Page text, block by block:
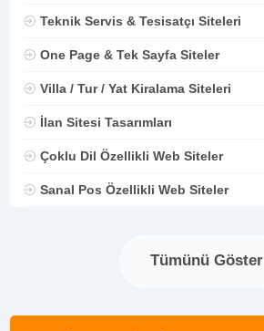
Teknik Servis & Tesisatçı Siteleri
One Page & Tek Sayfa Siteler
Villa / Tur / Yat Kiralama Siteleri
İlan Sitesi Tasarımları
Çoklu Dil Özellikli Web Siteler
Sanal Pos Özellikli Web Siteler
Tümünü Göster